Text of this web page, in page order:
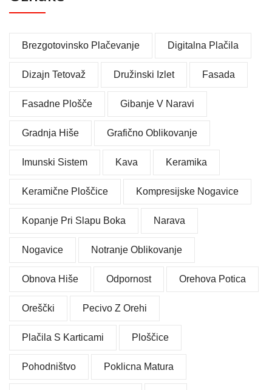
Brezgotovinsko Plačevanje Digitalna Plačila
Dizajn Tetovaž Družinski Izlet Fasada
Fasadne Plošče Gibanje V Naravi
Gradnja Hiše Grafično Oblikovanje
Imunski Sistem Kava Keramika
Keramične Ploščice Kompresijske Nogavice
Kopanje Pri Slapu Boka Narava
Nogavice Notranje Oblikovanje
Obnova Hiše Odpornost Orehova Potica
Oreščki Pecivo Z Orehi
Plačila S Karticami Ploščice
Pohodništvo Poklicna Matura